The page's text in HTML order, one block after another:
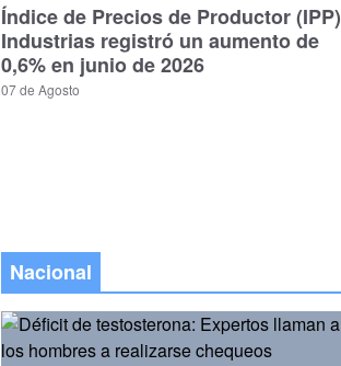
Índice de Precios de Productor (IPP)
Industrias registró un aumento de
0,6% en junio de 2026
07 de Agosto
Nacional